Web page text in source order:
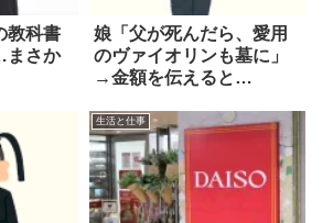
教科書
まさか
娘「父が死んだら、愛用
のヴァイオリンも墓に」
→金額を伝えると…
生活と仕事